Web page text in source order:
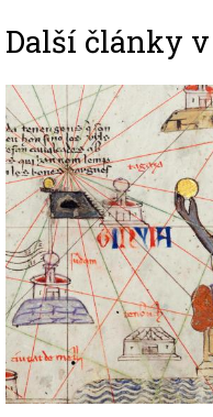
Další články
Image